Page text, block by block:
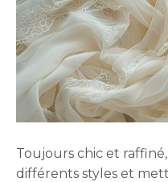
Toujours chic et
différents styles et